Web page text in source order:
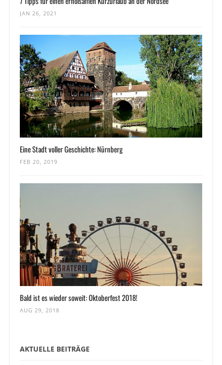
JAN 26, 2021
Eine Stadt voller Geschichte: Nürnberg
FEB 20, 2019
Bald ist es wieder soweit: Oktoberfest 2018!
AUG 29, 2018
AKTUELLE BEITRÄGE